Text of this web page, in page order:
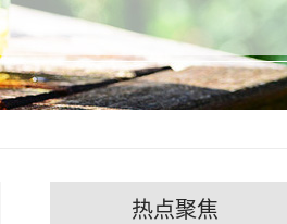
热点聚焦